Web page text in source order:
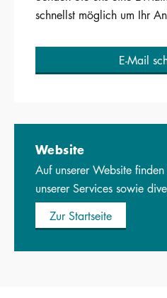
schnellst möglich um Ihr
E-Mail
Website
Auf unserer Website
unserer Services sowie
Zur Startseite